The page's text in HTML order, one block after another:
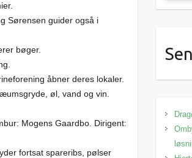
Sørensen guider også i
bøger.
åbner deres lokaler.
øl, vand og vin.
Mogens Gaardbo. Dirigent:
fortsat spareribs, pølser